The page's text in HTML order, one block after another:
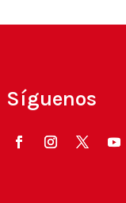
Síguenos